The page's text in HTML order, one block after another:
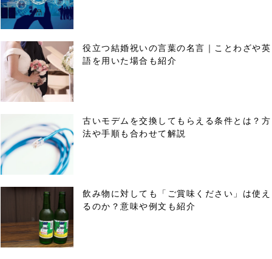
役立つ結婚祝いの言葉の名言｜ことわざや英
語を用いた場合も紹介
古いモデムを交換してもらえる条件とは？方
法や手順も合わせて解説
飲み物に対しても「ご賞味ください」は使え
るのか？意味や例文も紹介